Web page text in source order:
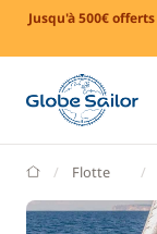
Jusqu'à 500€ offerts
GlobeSailor
Flotte